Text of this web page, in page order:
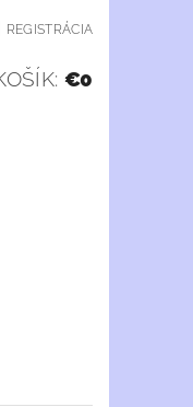
REGISTRÁCIA
€0